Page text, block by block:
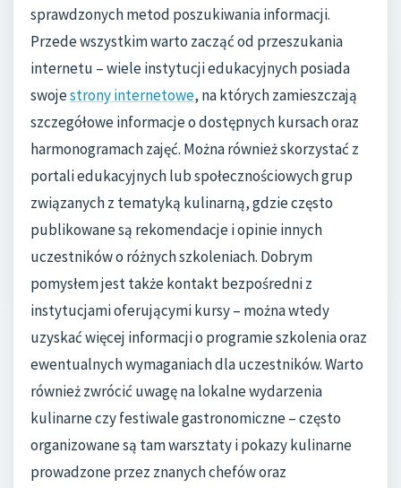
sprawdzonych metod poszukiwania informacji.
Przede wszystkim warto zacząć od przeszukania
internetu – wiele instytucji edukacyjnych posiada
swojestrony internetowe, na których zamieszczają
szczegółowe informacje o dostępnych kursach oraz
harmonogramach zajęć. Można również skorzystać z
portali edukacyjnych lub społecznościowych grup
związanych z tematyką kulinarną, gdzie często
publikowane są rekomendacje i opinie innych
uczestników o różnych szkoleniach. Dobrym
pomysłem jest także kontakt bezpośredni z
instytucjami oferującymi kursy – można wtedy
uzyskać więcej informacji o programie szkolenia oraz
ewentualnych wymaganiach dla uczestników. Warto
również zwrócić uwagę na lokalne wydarzenia
kulinarne czy festiwale gastronomiczne – często
organizowane są tam warsztaty i pokazy kulinarne
prowadzone przez znanych chefów oraz